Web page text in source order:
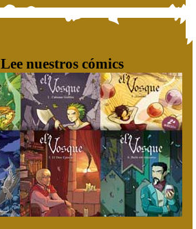
Lee nuestros cómics